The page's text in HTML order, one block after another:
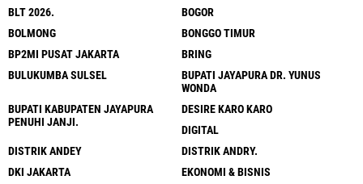
BLT 2026.
BOGOR
BOLMONG
BONGGO TIMUR
BP2MI PUSAT JAKARTA
BRING
BULUKUMBA SULSEL
BUPATI JAYAPURA DR. YUNUS
WONDA
BUPATI KABUPATEN JAYAPURA
PENUHI JANJI.
DESIRE KARO KARO
DIGITAL
DISTRIK ANDEY
DISTRIK ANDRY.
DKI JAKARTA
EKONOMI & BISNIS